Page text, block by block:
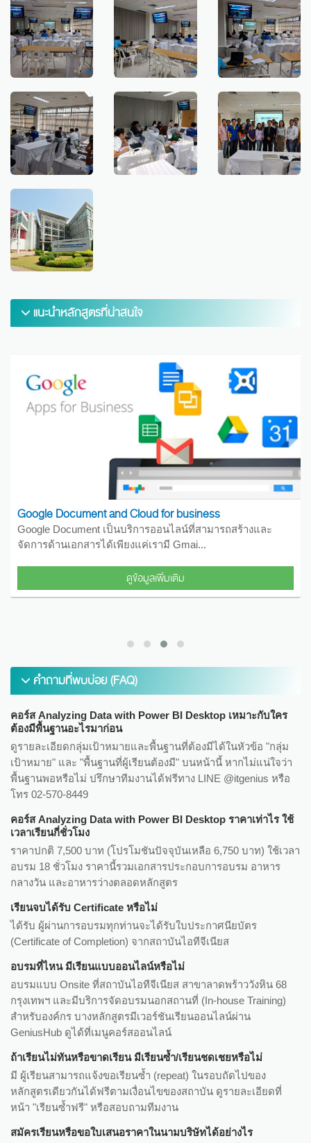
แนะนำหลักสูตรที่น่าสนใจ
Google Document and Cloud for business
Google Document เป็นบริการออนไลน์ที่สามารถสร้างและ
จัดการด้านเอกสารได้เพียงแค่เรามี Gmai...
ดูข้อมูลเพิ่มเติม
คำถามที่พบบ่อย (FAQ)
คอร์ส Analyzing Data with Power BI Desktop เหมาะกับใคร
ต้องมีพื้นฐานอะไรมาก่อน
ดูรายละเอียดกลุ่มเป้าหมายและพื้นฐานที่ต้องมีได้ในหัวข้อ "กลุ่ม
เป้าหมาย" และ "พื้นฐานที่ผู้เรียนต้องมี" บนหน้านี้ หากไม่แน่ใจว่า
พื้นฐานพอหรือไม่ ปรึกษาทีมงานได้ฟรีทาง LINE @itgenius หรือ
โทร 02-570-8449
คอร์ส Analyzing Data with Power BI Desktop ราคาเท่าไร ใช้
เวลาเรียนกี่ชั่วโมง
ราคาปกติ 7,500 บาท (โปรโมชันปัจจุบันเหลือ 6,750 บาท) ใช้เวลา
อบรม 18 ชั่วโมง ราคานี้รวมเอกสารประกอบการอบรม อาหาร
กลางวัน และอาหารว่างตลอดหลักสูตร
เรียนจบได้รับ Certificate หรือไม่
ได้รับ ผู้ผ่านการอบรมทุกท่านจะได้รับใบประกาศนียบัตร
(Certificate of Completion) จากสถาบันไอทีจีเนียส
อบรมที่ไหน มีเรียนแบบออนไลน์หรือไม่
อบรมแบบ Onsite ที่สถาบันไอทีจีเนียส สาขาลาดพร้าววังหิน 68
กรุงเทพฯ และมีบริการจัดอบรมนอกสถานที่ (In-house Training)
สำหรับองค์กร บางหลักสูตรมีเวอร์ชันเรียนออนไลน์ผ่าน
GeniusHub ดูได้ที่เมนูคอร์สออนไลน์
ถ้าเรียนไม่ทันหรือขาดเรียน มีเรียนซ้ำ/เรียนชดเชยหรือไม่
มี ผู้เรียนสามารถแจ้งขอเรียนซ้ำ (repeat) ในรอบถัดไปของ
หลักสูตรเดียวกันได้ฟรีตามเงื่อนไขของสถาบัน ดูรายละเอียดที่
หน้า "เรียนซ้ำฟรี" หรือสอบถามทีมงาน
สมัครเรียนหรือขอใบเสนอราคาในนามบริษัทได้อย่างไร